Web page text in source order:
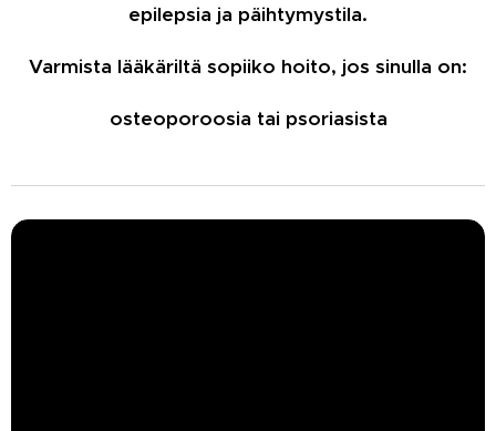
epilepsia ja päihtymystila.
Varmista lääkäriltä sopiiko hoito, jos sinulla on:
osteoporoosia tai psoriasista